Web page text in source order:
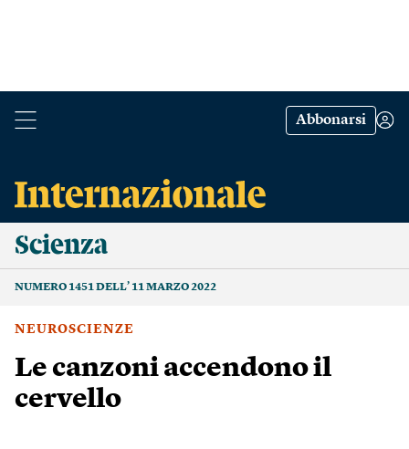
Abbonarsi
Scienza
NUMERO 1451 DELL’ 11 MARZO 2022
NEUROSCIENZE
Le canzoni accendono il
cervello